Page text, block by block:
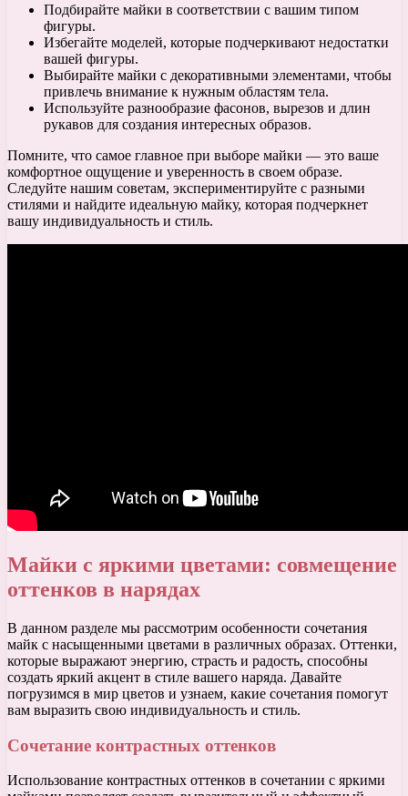
Подбирайте майки в соответствии с вашим типом
фигуры.
Избегайте моделей, которые подчеркивают недостатки
вашей фигуры.
Выбирайте майки с декоративными элементами, чтобы
привлечь внимание к нужным областям тела.
Используйте разнообразие фасонов, вырезов и длин
рукавов для создания интересных образов.
Помните, что самое главное при выборе майки — это ваше
комфортное ощущение и уверенность в своем образе.
Следуйте нашим советам, экспериментируйте с разными
стилями и найдите идеальную майку, которая подчеркнет
вашу индивидуальность и стиль.
Майки с яркими цветами: совмещение
оттенков в нарядах
В данном разделе мы рассмотрим особенности сочетания
майк с насыщенными цветами в различных образах. Оттенки,
которые выражают энергию, страсть и радость, способны
создать яркий акцент в стиле вашего наряда. Давайте
погрузимся в мир цветов и узнаем, какие сочетания помогут
вам выразить свою индивидуальность и стиль.
Сочетание контрастных оттенков
Использование контрастных оттенков в сочетании с яркими